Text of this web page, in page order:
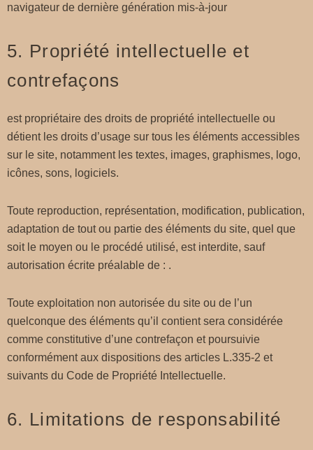
navigateur de dernière génération mis-à-jour
5. Propriété intellectuelle et
contrefaçons
est propriétaire des droits de propriété intellectuelle ou
détient les droits d’usage sur tous les éléments accessibles
sur le site, notamment les textes, images, graphismes, logo,
icônes, sons, logiciels.
Toute reproduction, représentation, modification, publication,
adaptation de tout ou partie des éléments du site, quel que
soit le moyen ou le procédé utilisé, est interdite, sauf
autorisation écrite préalable de : .
Toute exploitation non autorisée du site ou de l’un
quelconque des éléments qu’il contient sera considérée
comme constitutive d’une contrefaçon et poursuivie
conformément aux dispositions des articles L.335-2 et
suivants du Code de Propriété Intellectuelle.
6. Limitations de responsabilité